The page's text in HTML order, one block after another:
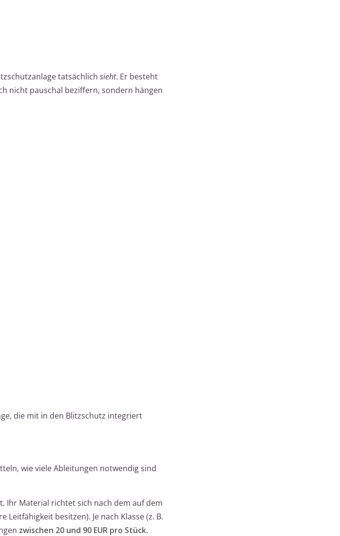
tatsächlich sieht. Er besteht
nicht pauschal beziffern, sondern hängen
die mit in den Blitzschutz integriert
wie viele Ableitungen notwendig sind
Ihr Material richtet sich nach dem auf dem
besitzen). Je nach Klasse (z. B.
zwischen 20 und 90 EUR pro Stück.